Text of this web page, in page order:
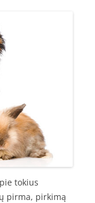
tokius
pirma, pirkimą